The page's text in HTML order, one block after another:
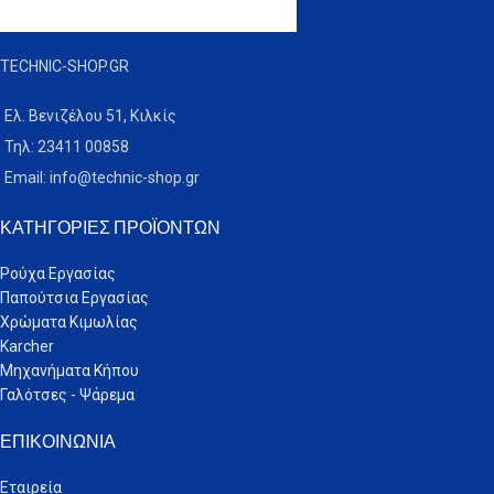
TECHNIC-SHOP.GR
Ελ. Βενιζέλου 51, Κιλκίς
Τηλ: 23411 00858
Email: info@technic-shop.gr
ΚΑΤΗΓΟΡΊΕΣ ΠΡΟΪΌΝΤΩΝ
Ρούχα Εργασίας
Παπούτσια Εργασίας
Χρώματα Κιμωλίας
Karcher
Μηχανήματα Κήπου
Γαλότσες - Ψάρεμα
ΕΠΙΚΟΙΝΩΝΊΑ
Εταιρεία